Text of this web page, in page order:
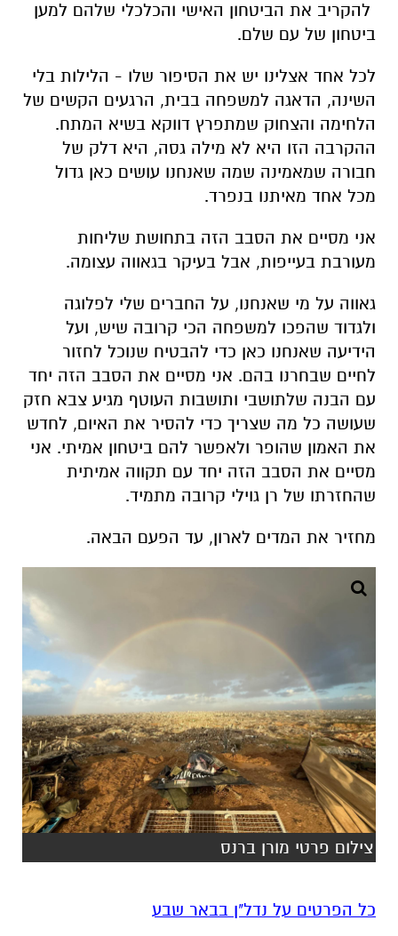
השינה, הדאגה למשפחה בבית, הרגעים הקשים של
הלחימה והצחוק שמתפרץ דווקא בשיא המתח.
חבורה שמאמינה שמה שאנחנו עושים כאן גדול
מכל אחד מאיתנו בנפרד.
אני מסיים את הסבב הזה בתחושת שליחות
מעורבת בעייפות, אבל בעיקר בגאווה עצומה.
ולגדוד שהפכו למשפחה הכי קרובה שיש, ועל
הידיעה שאנחנו כאן כדי להבטיח שנוכל לחזור
עם הבנה שלתושבי ותושבות העוטף מגיע צבא חזק
שעושה כל מה שצריך כדי להסיר את האיום, לחדש
את האמון שהופר ולאפשר להם ביטחון אמיתי. אני
מסיים את הסבב הזה יחד עם תקווה אמיתית
שהחזרתו של רן גוילי קרובה מתמיד.
מחזיר את המדים לארון, עד הפעם הבאה.
צילום פרטי מורן ברנס
כל הפרטים על נדל"ן בבאר שבע